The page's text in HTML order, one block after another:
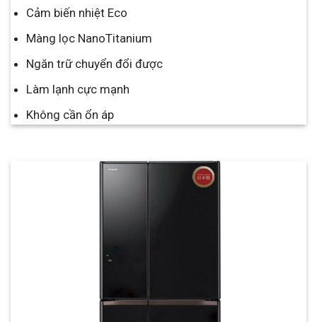
Cảm biến nhiệt Eco
Màng lọc NanoTitanium
Ngăn trữ chuyển đổi được
Làm lạnh cực mạnh
Không cần ổn áp